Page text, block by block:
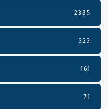
2385
323
161
71